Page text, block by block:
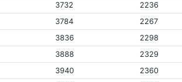
3732 2236
3784 2267
3836 2298
3888 2329
3940 2360